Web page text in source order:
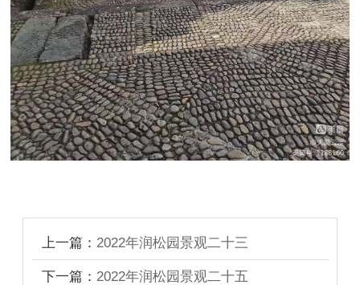
上一篇： 2022年润松园景观二十三
下一篇： 2022年润松园景观二十五